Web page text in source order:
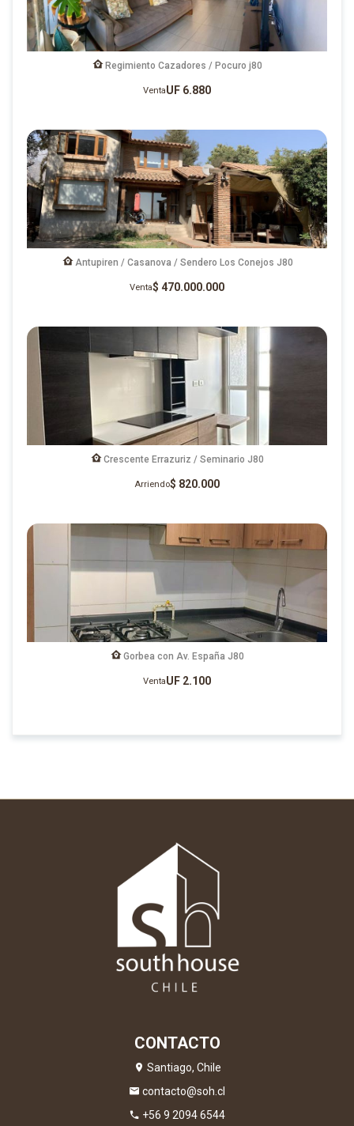
Regimiento Cazadores / Pocuro j80
VentaUF 6.880
Antupiren / Casanova / Sendero Los Conejos J80
Venta$ 470.000.000
Crescente Errazuriz / Seminario J80
Arriendo$ 820.000
Gorbea con Av. España J80
VentaUF 2.100
CONTACTO
Santiago, Chile
contacto@soh.cl
+56 9 2094 6544